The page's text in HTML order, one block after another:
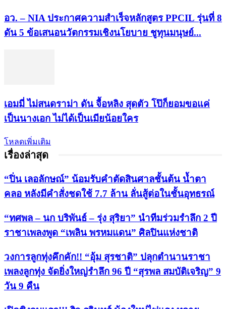
อว. – NIA ประกาศความสำเร็จหลักสูตร PPCIL รุ่นที่ 8
ดัน 5 ข้อเสนอนวัตกรรมเชิงนโยบาย ชูทุนมนุษย์...
เอมมี่ ไม่สนดราม่า ดัน จื้อหลิง สุดตัว โป๊ก็ยอมขอแค่
เป็นนางเอก ไม่ได้เป็นเมียน้อยใคร
โหลดเพิ่มเติม
เรื่องล่าสุด
“ปิ่น เลอลักษณ์” น้อมรับคำตัดสินศาลชั้นต้น น้ำตา
คลอ หลังมีคำสั่งชดใช้ 7.7 ล้าน ลั่นสู้ต่อในชั้นอุทธรณ์
“ทศพล – นก บริพันธ์ – รุ่ง สุริยา” นำทีมร่วมรำลึก 2 ปี
ราชาเพลงพูด “เพลิน พรหมแดน” ศิลปินแห่งชาติ
วงการลูกทุ่งคึกคัก!! “อุ้ม สุรชาติ” ปลุกตำนานราชา
เพลงลูกทุ่ง จัดยิ่งใหญ่รำลึก 96 ปี “สุรพล สมบัติเจริญ” 9
วัน 9 คืน